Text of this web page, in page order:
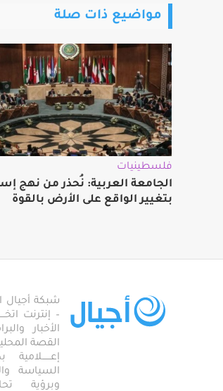
مواضيع ذات صلة
فلسطينيات
الجامعة العربية: نُحذر من نهج
بتغيير الواقع على الأرض بالقوة
شبكة أجيال
– إنترنت
الأخبار
القصة المحلية
إعــــــلامية
السياسة
وبرؤية